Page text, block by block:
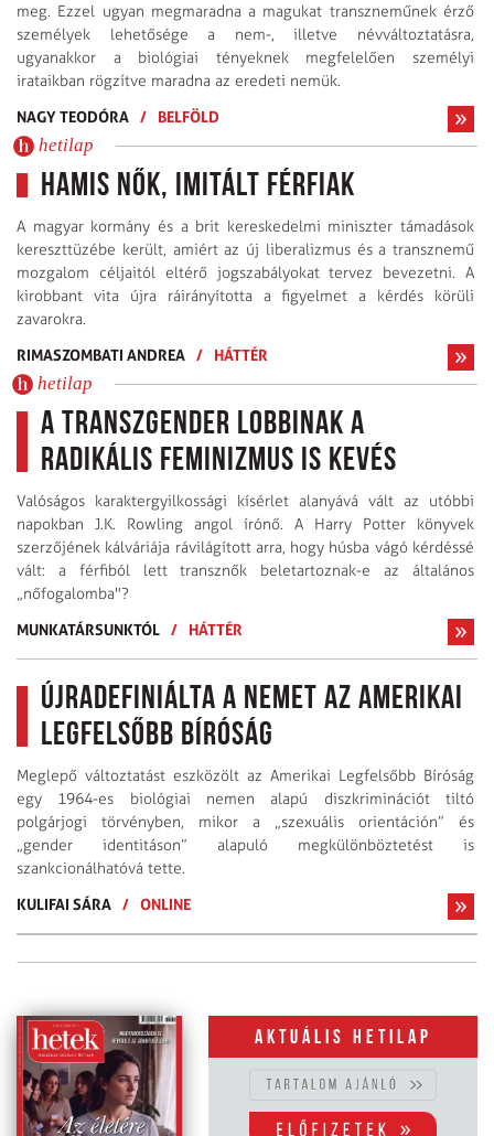
meg. Ezzel ugyan megmaradna a magukat transzneműnek érző
személyek lehetősége a nem-, illetve névváltoztatásra,
ugyanakkor a biológiai tényeknek megfelelően személyi
irataikban rögzítve maradna az eredeti nemük.
NAGY TEODÓRA / BELFÖLD
hetilap
Hamis nők, imitált férfiak
A magyar kormány és a brit kereskedelmi miniszter támadások
kereszttüzébe került, amiért az új liberalizmus és a transznemű
mozgalom céljaitól eltérő jogszabályokat tervez bevezetni. A
kirobbant vita újra ráirányította a figyelmet a kérdés körüli
zavarokra.
RIMASZOMBATI ANDREA / HÁTTÉR
hetilap
A transzgender lobbinak a
radikális feminizmus is kevés
Valóságos karaktergyilkossági kísérlet alanyává vált az utóbbi
napokban J.K. Rowling angol írónő. A Harry Potter könyvek
szerzőjének kálváriája rávilágított arra, hogy húsba vágó kérdéssé
vált: a férfiból lett transznők beletartoznak-e az általános
„nőfogalomba"?
MUNKATÁRSUNKTÓL / HÁTTÉR
Újradefiniálta a nemet az Amerikai
Legfelsőbb Bíróság
Meglepő változtatást eszközölt az Amerikai Legfelsőbb Bíróság
egy 1964-es biológiai nemen alapú diszkriminációt tiltó
polgárjogi törvényben, mikor a „szexuális orientáción” és
„gender identitáson” alapuló megkülönböztetést is
szankcionálhatóvá tette.
KULIFAI SÁRA / ONLINE
Aktuális hetilap